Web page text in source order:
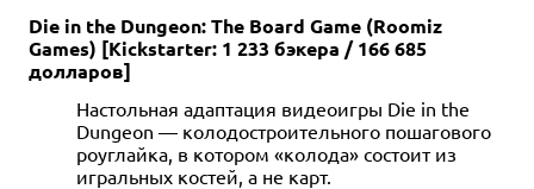
Die in the Dungeon: The Board Game (Roomiz
Games) [Kickstarter: 1 233 бэкера / 166 685
долларов]
Настольная адаптация видеоигры Die in the
Dungeon — колодостроительного пошагового
роуглайка, в котором «колода» состоит из
игральных костей, а не карт.